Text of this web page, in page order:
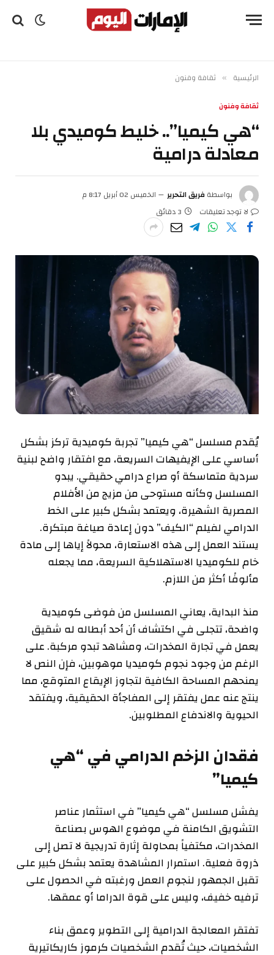
الرئيسية » ثقافة وفنون
ثقافة وفنون
“هي كيميا”.. خليط كوميدي بلا
معادلة درامية
بواسطةفريق التحرير
الخميس 02 أبريل 8:17 م
لا توجد تعليقات
3 دقائق
يُقدم مسلسل “هي كيميا” تجربة كوميدية تركز بشكل
أساسي على الإيفيهات السريعة، مع افتقار واضح لبنية
سردية متماسكة أو صراع درامي حقيقي. يبدو
المسلسل وكأنه مستوحى من مزيج من الأفلام
المصرية الشهيرة، ويعتمد بشكل كبير على الخط
الدرامي لفيلم “الكيف” دون إعادة صياغة مبتكرة.
يستند العمل إلى هذه الاستعارة، محولاً إياها إلى مادة
خام للكوميديا الاستهلاكية السريعة، مما يجعله
مألوفًا أكثر من اللازم.
منذ البداية، يعاني المسلسل من فوضى كوميدية
واضحة، تتجلى في اكتشاف أن أحد أبطاله له شقيق
يعمل في تجارة المخدرات، ومشاهد تبدو مركبة. على
الرغم من وجود نجوم كوميديا موهوبين، فإن النص لا
يمنحهم المساحة الكافية لتجاوز الإيقاع المتوقع، مما
ينتج عنه عمل يفتقر إلى المفاجأة الحقيقية، ويفتقد
الحيوية والاندفاع المطلوبين.
فقدان الزخم الدرامي في “هي
كيميا”
يفشل مسلسل “هي كيميا” في استثمار عناصر
التشويق الكامنة في موضوع الهوس بصناعة
المخدرات، مكتفياً بمحاولة إثارة تدريجية لا تصل إلى
ذروة فعلية. استمرار المشاهدة يعتمد بشكل كبير على
تقبل الجمهور لنجوم العمل ورغبته في الحصول على
ترفيه خفيف، وليس على قوة الدراما أو عمقها.
تفتقر المعالجة الدرامية إلى التطوير وعمق بناء
الشخصيات، حيث تُقدم الشخصيات كرموز كاريكاتيرية